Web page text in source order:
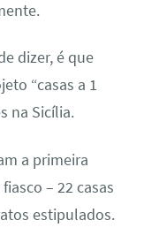
dizer, é que
“casas a 1
na Sicília.
a primeira
– 22 casas
estipulados.